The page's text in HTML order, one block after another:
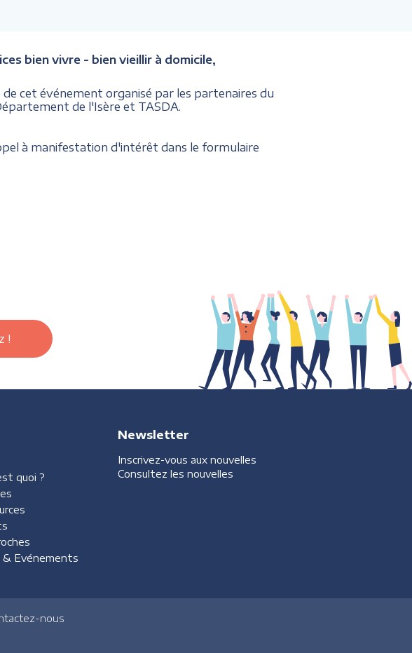
bien vivre - bien vieillir à domicile,
cet événement organisé par les partenaires du
de l'Isère et TASDA.
à manifestation d'intérêt dans le formulaire
!
quoi ?
& Evénements
Newsletter
Inscrivez-vous aux nouvelles
Consultez les nouvelles
nous